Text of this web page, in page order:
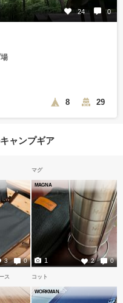
24 0
8 29
ャンプギア
3 0
マグ
MAGNA
2 0
1
ス コット
WORKMAN